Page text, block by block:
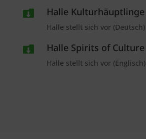
 Halle Kulturhäuptlinge
Halle stellt sich vor (Deutsch)
 Halle Spirits of Culture
Halle stellt sich vor (Englisch)